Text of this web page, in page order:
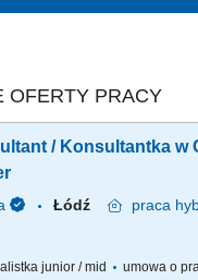
OFERTY PRACY
/ Konsultantka w
Łódź praca
junior / mid umowa o